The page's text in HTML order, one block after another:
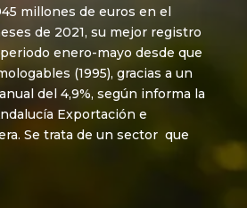
millones de euros en el
de 2021, su mejor registro
enero-mayo desde que
(1995), gracias a un
del 4,9%, según informa la
Exportación e
Se trata de un sector que